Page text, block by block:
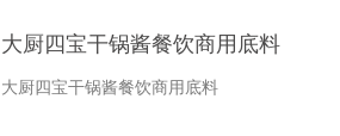
大厨四宝干锅酱餐饮商用底料
大厨四宝干锅酱餐饮商用底料